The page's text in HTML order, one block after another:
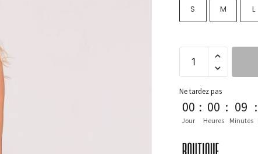
S M L
Ne tardez pas
00
Jour
: 00
Heures
: 09
Minutes
: